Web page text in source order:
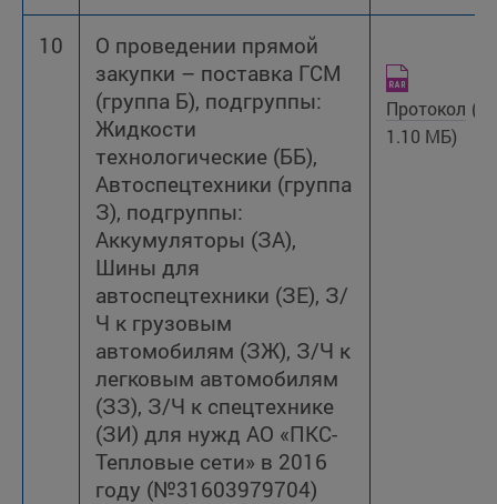
10
О проведении прямой
закупки – поставка ГСМ
(группа Б), подгруппы:
Жидкости
технологические (ББ),
Автоспецтехники (группа
З), подгруппы:
Аккумуляторы (ЗА),
Шины для
автоспецтехники (ЗЕ), З/
Ч к грузовым
автомобилям (ЗЖ), З/Ч к
легковым автомобилям
(ЗЗ), З/Ч к спецтехнике
(ЗИ) для нужд АО «ПКС-
Тепловые сети» в 2016
году (№31603979704)
Протокол
1.10 МБ)